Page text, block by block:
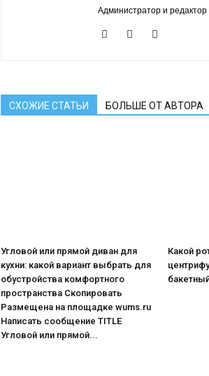
Администратор и редактор
СХОЖИЕ СТАТЬИ БОЛЬШЕ ОТ АВТОРА
Угловой или прямой диван для
кухни: какой вариант выбрать для
обустройства комфортного
пространства Скопировать
Размещена на площадке wums.ru
Написать сообщение TITLE
Угловой или прямой...
Какой